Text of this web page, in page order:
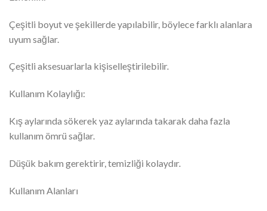
Çeşitli boyut ve şekillerde yapılabilir, böylece farklı alanlara
uyum sağlar.
Çeşitli aksesuarlarla kişiselleştirilebilir.
Kullanım Kolaylığı:
Kış aylarında sökerek yaz aylarında takarak daha fazla
kullanım ömrü sağlar.
Düşük bakım gerektirir, temizliği kolaydır.
Kullanım Alanları